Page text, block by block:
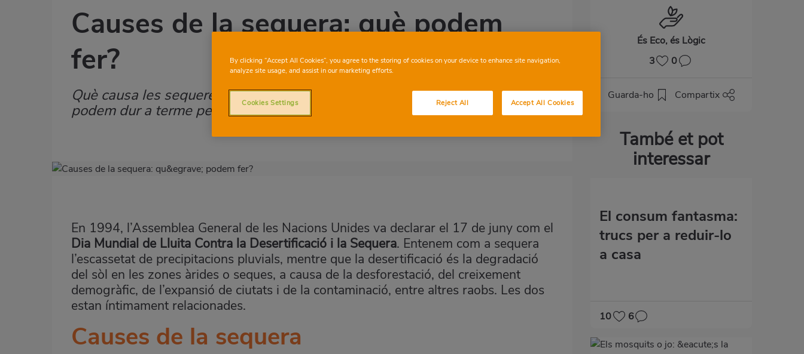
És Eco, és Lògic
3
0
Guarda-ho Compartix
També et pot
interessar
El consum fantasma:
trucs per a reduir-lo
a casa
10 6
Causes de la sequera: què podem
fer?
Subtítulo
Què causa les sequeres a Espanya i al món? Quines accions individuals
podem dur a terme per a ajudar? Descobrix tot el que n’has de saber.
Imagen
En 1994, l’Assemblea General de les Nacions Unides va declarar el 17 de juny com el
Dia Mundial de Lluita Contra la Desertificació i la Sequera. Entenem com a sequera
l’escassetat de precipitacions pluvials, mentre que la desertificació és la degradació
del sòl en les zones àrides o seques, a causa de la desforestació, del creixement
demogràfic, de l’expansió de ciutats i de la contaminació, entre altres raobs. Les dos
estan íntimament relacionades.
Causes de la sequera
By clicking “Accept All Cookies”, you agree to the storing of cookies on your device to enhance site navigation,
analyze site usage, and assist in our marketing efforts.
Reject All Accept All Cookies
Cookies Settings